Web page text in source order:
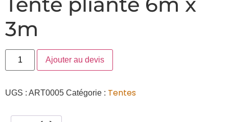
3m
Ajouter au devis
UGS : ART0005 Catégorie : Tentes